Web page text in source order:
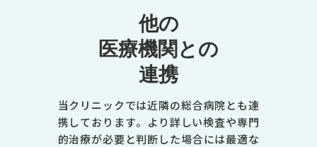
●
-
-
-
他の
医療機関との
連携
当クリニックでは近隣の総合病院とも連
携しております。より詳しい検査や専門
的治療が必要と判断した場合には最適な